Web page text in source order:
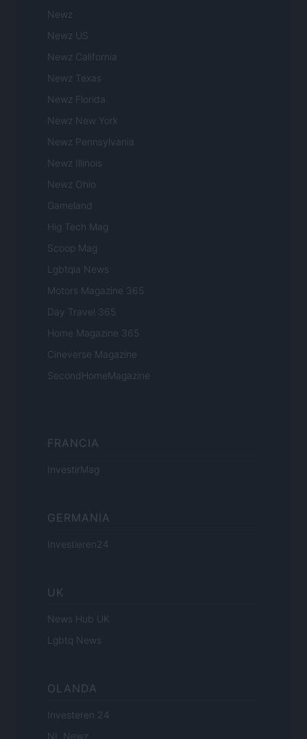
Newz
Newz US
Newz California
Newz Texas
Newz Florida
Newz New York
Newz Pennsylvania
Newz Illinois
Newz Ohio
Gameland
Hig Tech Mag
Scoop Mag
Lgbtqia News
Motors Magazine 365
Day Travel 365
Home Magazine 365
Cineverse Magazine
SecondHomeMagazine
FRANCIA
InvestirMag
GERMANIA
Investieren24
UK
News Hub UK
Lgbtq News
OLANDA
Investeren 24
NL Newz